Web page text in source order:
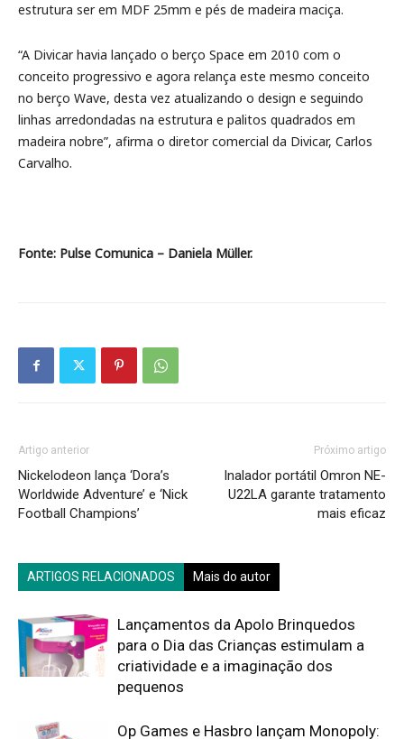
estrutura ser em MDF 25mm e pés de madeira maciça.
“A Divicar havia lançado o berço Space em 2010 com o
conceito progressivo e agora relança este mesmo conceito
no berço Wave, desta vez atualizando o design e seguindo
linhas arredondadas na estrutura e palitos quadrados em
madeira nobre”, afirma o diretor comercial da Divicar, Carlos
Carvalho.
Fonte: Pulse Comunica – Daniela Müller.
Artigo anterior
Nickelodeon lança ‘Dora’s
Worldwide Adventure’ e ‘Nick
Football Champions’
Próximo artigo
Inalador portátil Omron NE-
U22LA garante tratamento
mais eficaz
ARTIGOS RELACIONADOS Mais do autor
Lançamentos da Apolo Brinquedos
para o Dia das Crianças estimulam a
criatividade e a imaginação dos
pequenos
Op Games e Hasbro lançam Monopoly: